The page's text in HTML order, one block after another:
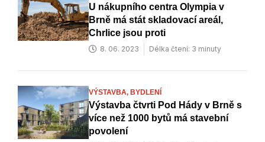
U nákupního centra Olympia v
Brně má stát skladovací areál,
Chrlice jsou proti
8. 06. 2023 Délka čtení: 3 minuty
VÝSTAVBA, BYDLENÍ
Výstavba čtvrti Pod Hády v Brně s
více než 1000 bytů má stavební
povolení